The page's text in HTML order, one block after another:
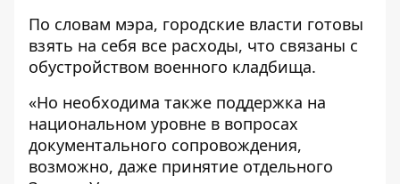
По словам мэра, городские власти готовы
взять на себя все расходы, что связаны с
обустройством военного кладбища.
«Но необходима также поддержка на
национальном уровне в вопросах
документального сопровождения,
возможно, даже принятие отдельного